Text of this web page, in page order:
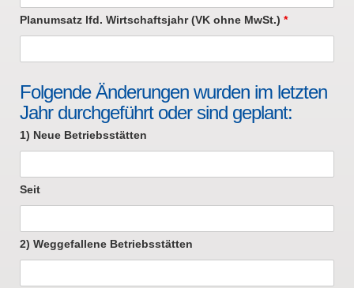
Planumsatz lfd. Wirtschaftsjahr (VK ohne MwSt.) *
Folgende Änderungen wurden im letzten
Jahr durchgeführt oder sind geplant:
1) Neue Betriebsstätten
Seit
2) Weggefallene Betriebsstätten